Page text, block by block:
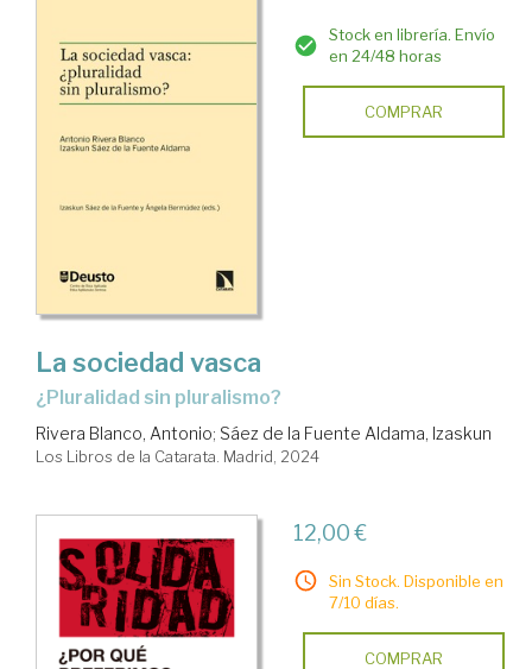
Stock en librería. Envío
en 24/48 horas
COMPRAR
La sociedad vasca
¿pluralidad sin pluralismo?
Rivera Blanco, Antonio; Sáez de la Fuente Aldama, Izaskun
Los Libros de la Catarata. Madrid, 2024
12,00 €
Sin Stock. Disponible en
7/10 días.
COMPRAR